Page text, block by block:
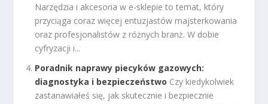
Narzędzia i akcesoria w e-sklepie to temat, który
przyciąga coraz więcej entuzjastów majsterkowania
oraz profesjonalistów z różnych branż. W dobie
cyfryzacji i...
Poradnik naprawy piecyków gazowych:
diagnostyka i bezpieczeństwo Czy kiedykolwiek
zastanawiałeś się, jak skutecznie i bezpiecznie